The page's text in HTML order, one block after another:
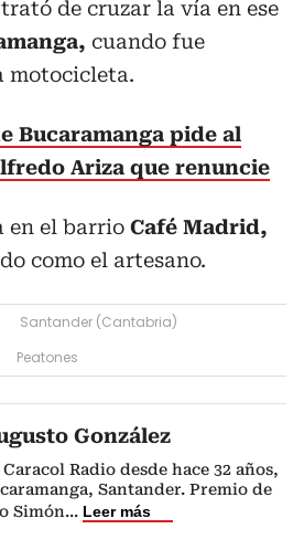
trató de cruzar la vía en ese
cuando fue
motocicleta.
Bucaramanga pide al
Ariza que renuncie
en el barrio Café Madrid,
como el artesano.
Santander (Cantabria)
Peatones
González
Radio desde hace 32 años,
Santander. Premio de
Simón... Leer más